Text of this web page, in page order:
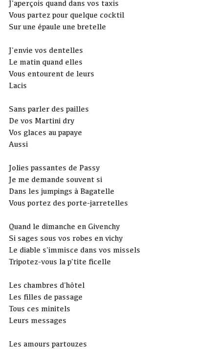
J'aperçois quand dans vos taxis
Vous partez pour quelque cocktil
Sur une épaule une bretelle
J'envie vos dentelles
Le matin quand elles
Vous entourent de leurs
Lacis
Sans parler des pailles
De vos Martini dry
Vos glaces au papaye
Aussi
Jolies passantes de Passy
Je me demande souvent si
Dans les jumpings à Bagatelle
Vous portez des porte-jarretelles
Quand le dimanche en Givenchy
Si sages sous vos robes en vichy
Le diable s'immisce dans vos missels
Tripotez-vous la p'tite ficelle
Les chambres d'hôtel
Les filles de passage
Tous ces minitels
Leurs messages
Les amours partouzes